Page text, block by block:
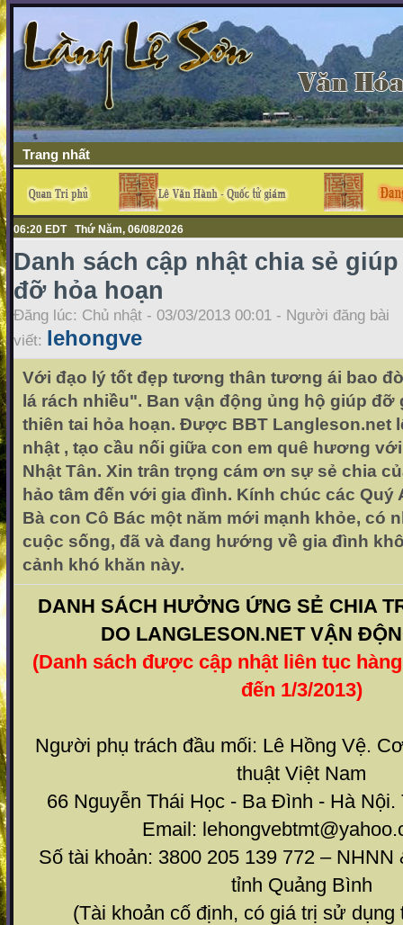
Trang nhất
06:20 EDT Thứ Năm, 06/08/2026
Danh sách cập nhật chia sẻ giúp
đỡ hỏa hoạn
Đăng lúc: Chủ nhật - 03/03/2013 00:01 - Người đăng bài
viết: lehongve
Với đạo lý tốt đẹp tương thân tương ái bao
lá rách nhiều". Ban vận động ủng hộ giúp đỡ
thiên tai hỏa hoạn. Được BBT Langleson.net
nhật , tạo cầu nối giữa con em quê hương
Nhật Tân. Xin trân trọng cám ơn sự sẻ chia
hảo tâm đến với gia đình. Kính chúc các Quý
Bà con Cô Bác một năm mới mạnh khỏe, có
cuộc sống, đã và đang hướng về gia đình
cảnh khó khăn này.
DANH SÁCH HƯỞNG ỨNG SẺ CHIA
DO LANGLESON.NET VẬN
(Danh sách được cập nhật liên tục
đến 1/3/2013)
Người phụ trách đầu mối: Lê Hồng Vệ.
thuật Việt Nam
66 Nguyễn Thái Học - Ba Đình - Hà Nội.
Email:
Số tài khoản: 3800 205 139 772 – NHNN
tỉnh Quảng Bình
(Tài khoản cố định, có giá trị sử dụng